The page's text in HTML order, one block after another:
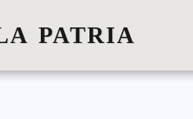
PATRIA